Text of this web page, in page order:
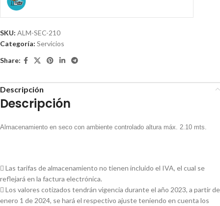
SKU: ALM-SEC-210
Categoría: Servicios
Share:
Descripción
Descripción
Almacenamiento en seco con ambiente controlado altura máx. 2.10 mts.
 Las tarifas de almacenamiento no tienen incluido el IVA, el cual se
reflejará en la factura electrónica.
 Los valores cotizados tendrán vigencia durante el año 2023, a partir de
enero 1 de 2024, se hará el respectivo ajuste teniendo en cuenta los